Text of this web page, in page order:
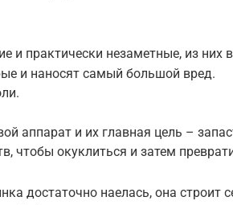
и практически незаметные, из них
и наносят самый большой вред.
аппарат и их главная цель –
чтобы окуклиться и затем
достаточно наелась, она строит